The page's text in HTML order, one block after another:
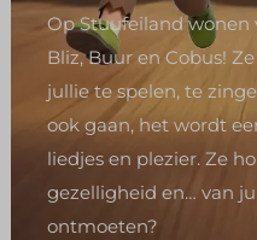
Op Stuufeiland wonen
Bliz, Buur en Cobus!
jullie te spelen, te
ook gaan, het wordt
liedjes en plezier. Ze
gezelligheid en… van
ontmoeten?